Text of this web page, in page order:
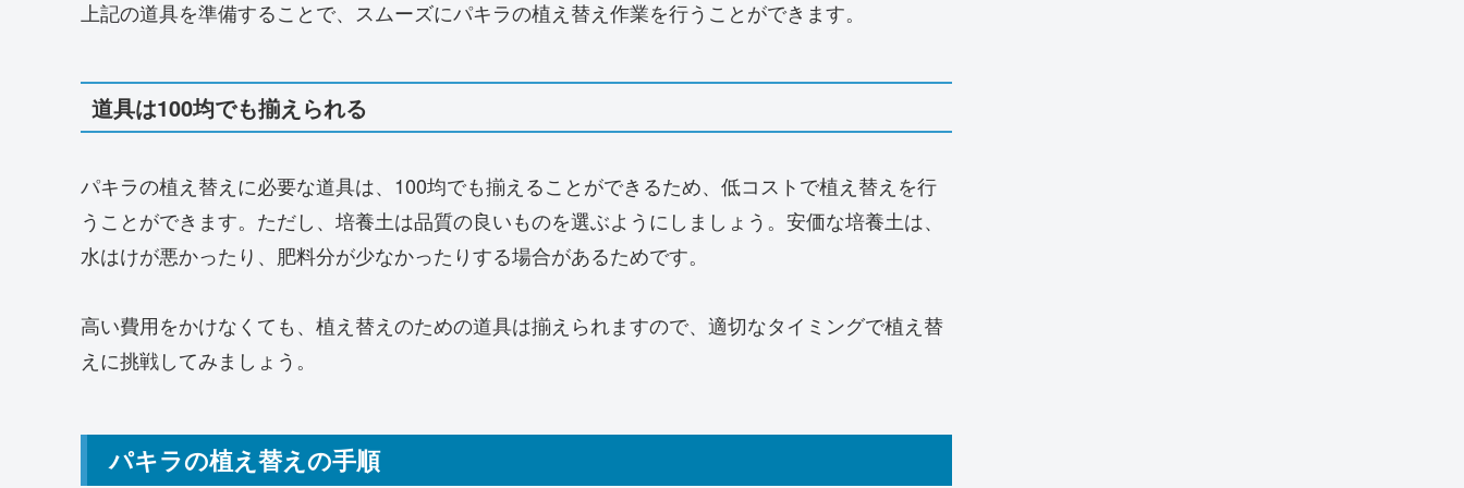
上記の道具を準備することで、スムーズにパキラの植え替え作業を行うことができます。
道具は100均でも揃えられる
パキラの植え替えに必要な道具は、100均でも揃えることができるため、低コストで植え替えを行
うことができます。ただし、培養土は品質の良いものを選ぶようにしましょう。安価な培養土は、
水はけが悪かったり、肥料分が少なかったりする場合があるためです。
高い費用をかけなくても、植え替えのための道具は揃えられますので、適切なタイミングで植え替
えに挑戦してみましょう。
パキラの植え替えの手順